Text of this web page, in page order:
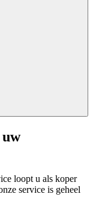
loopt u als koper
service is geheel